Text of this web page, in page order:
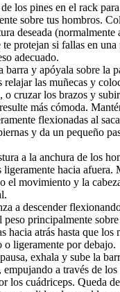
los pines en el rack
sobre tus hombros.
deseada (normalmente
protejan si fallas en
adecuado.
barra y apóyala sobre la
relajar las muñecas y
o cruzar los brazos y
más cómoda.
flexionadas al
y da un pequeño
a la anchura de los
ligeramente hacia afuera.
el movimiento y la
a descender
peso principalmente
hacia atrás hasta que los
o ligeramente por debajo.
exhala y sube la
a través de los
los cuádriceps. Queda